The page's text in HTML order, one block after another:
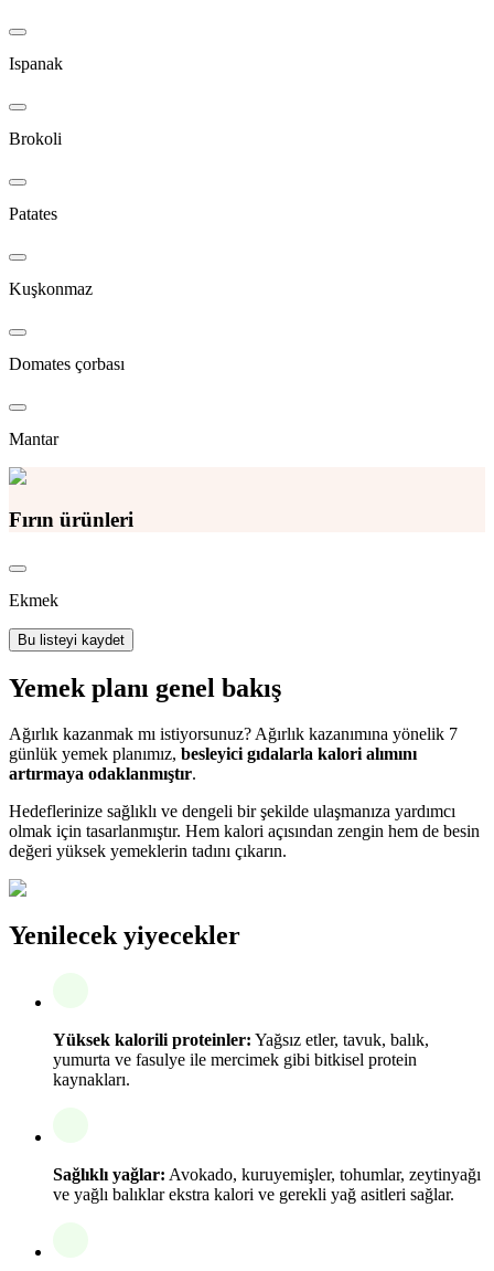
Ispanak
Brokoli
Patates
Kuşkonmaz
Domates çorbası
Mantar
Fırın ürünleri
Ekmek
Bu listeyi kaydet
Yemek planı genel bakış
Ağırlık kazanmak mı istiyorsunuz? Ağırlık kazanımına yönelik 7
günlük yemek planımız, besleyici gıdalarla kalori alımını
artırmaya odaklanmıştır.
Hedeflerinize sağlıklı ve dengeli bir şekilde ulaşmanıza yardımcı
olmak için tasarlanmıştır. Hem kalori açısından zengin hem de besin
değeri yüksek yemeklerin tadını çıkarın.
Yenilecek yiyecekler
Yüksek kalorili proteinler: Yağsız etler, tavuk, balık,
yumurta ve fasulye ile mercimek gibi bitkisel protein
kaynakları.
Sağlıklı yağlar: Avokado, kuruyemişler, tohumlar, zeytinyağı
ve yağlı balıklar ekstra kalori ve gerekli yağ asitleri sağlar.